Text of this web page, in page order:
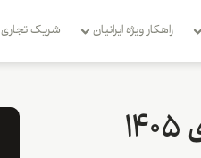
راهکار ویژه ایرانیان شریک تجاری